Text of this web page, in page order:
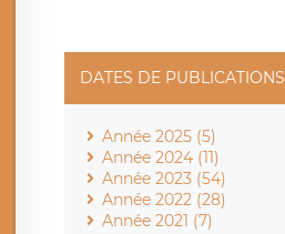
DATES DE PUBLICATIONS
Année 2025 (5)
Année 2024 (11)
Année 2023 (54)
Année 2022 (28)
Année 2021 (7)